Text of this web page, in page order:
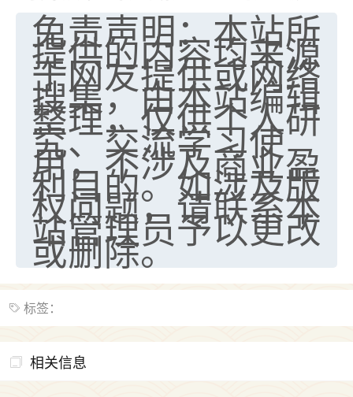
免责声明：本站所
提供的内容均来源
于网友提供或网络
搜集，由本站编辑
整理，仅供个人研
究、交流学习使
用，不涉及商业盈
利目的。如涉及版
权问题，请联系本
站管理员予以更改
或删除。
标签：
相关信息